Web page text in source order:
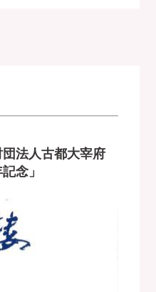
法人古都大宰府
念」